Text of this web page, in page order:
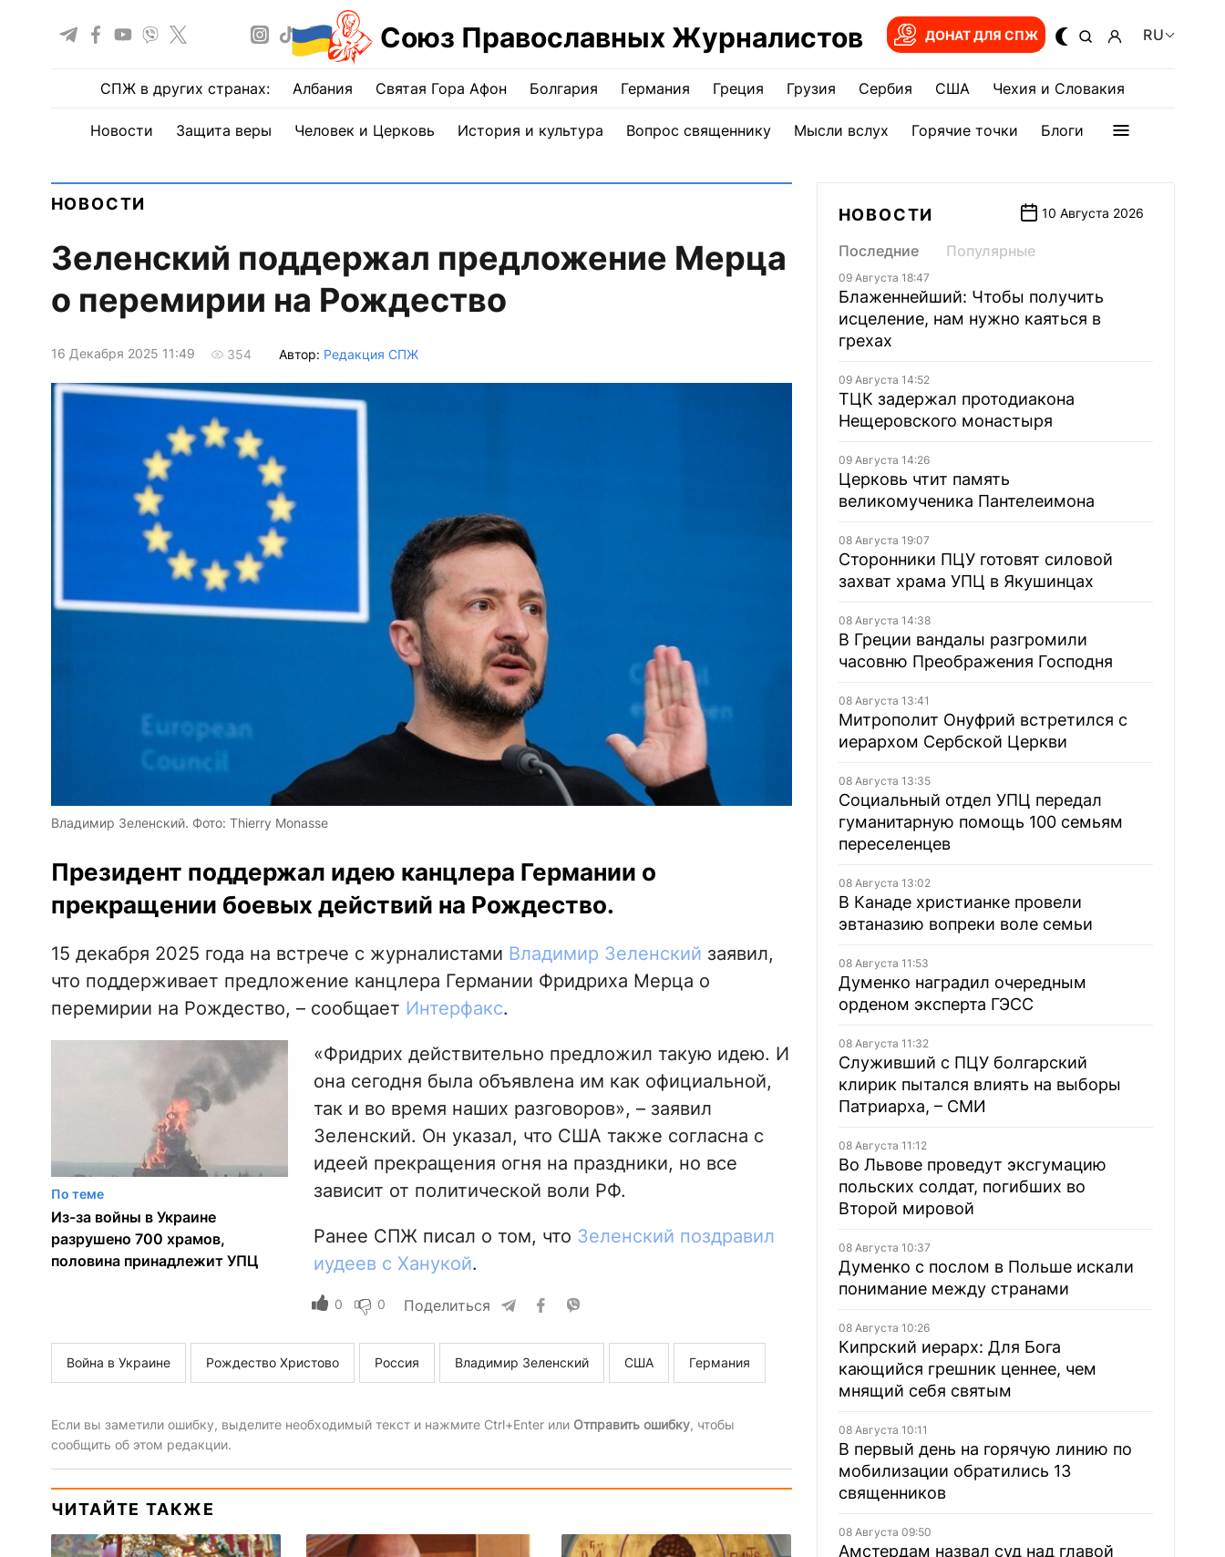
Союз Православных Журналистов ДОНАТ ДЛЯ СПЖ RU
СПЖ в других странах: Албания Святая Гора Афон Болгария Германия Греция Грузия Сербия США Чехия и Словакия
Новости Защита веры Человек и Церковь История и культура Вопрос священнику Мысли вслух Горячие точки Блоги
НОВОСТИ
Зеленский поддержал предложение Мерца
о перемирии на Рождество
16 Декабря 2025 11:49 354 Автор: Редакция СПЖ
Владимир Зеленский. Фото: Thierry Monasse
Президент поддержал идею канцлера Германии о
прекращении боевых действий на Рождество.
15 декабря 2025 года на встрече с журналистами Владимир Зеленский заявил,
что поддерживает предложение канцлера Германии Фридриха Мерца о
перемирии на Рождество, – сообщает Интерфакс.
По теме
Из-за войны в Украине
разрушено 700 храмов,
половина принадлежит УПЦ
«Фридрих действительно предложил такую ​​идею. И
она сегодня была объявлена ​​им как официальной,
так и во время наших разговоров», – заявил
Зеленский. Он указал, что США также согласна с
идеей прекращения огня на праздники, но все
зависит от политической воли РФ.
Ранее СПЖ писал о том, что Зеленский поздравил
иудеев с Ханукой.
0 0 Поделиться
Война в Украине Рождество Христово Россия Владимир Зеленский США Германия
Если вы заметили ошибку, выделите необходимый текст и нажмите Ctrl+Enter или Отправить ошибку, чтобы
сообщить об этом редакции.
ЧИТАЙТЕ ТАКЖЕ
НОВОСТИ 10 Августа 2026
Последние Популярные
09 Августа 18:47
Блаженнейший: Чтобы получить
исцеление, нам нужно каяться в
грехах
09 Августа 14:52
ТЦК задержал протодиакона
Нещеровского монастыря
09 Августа 14:26
Церковь чтит память
великомученика Пантелеимона
08 Августа 19:07
Сторонники ПЦУ готовят силовой
захват храма УПЦ в Якушинцах
08 Августа 14:38
В Греции вандалы разгромили
часовню Преображения Господня
08 Августа 13:41
Митрополит Онуфрий встретился с
иерархом Сербской Церкви
08 Августа 13:35
Социальный отдел УПЦ передал
гуманитарную помощь 100 семьям
переселенцев
08 Августа 13:02
В Канаде христианке провели
эвтаназию вопреки воле семьи
08 Августа 11:53
Думенко наградил очередным
орденом эксперта ГЭСС
08 Августа 11:32
Служивший с ПЦУ болгарский
клирик пытался влиять на выборы
Патриарха, – СМИ
08 Августа 11:12
Во Львове проведут эксгумацию
польских солдат, погибших во
Второй мировой
08 Августа 10:37
Думенко с послом в Польше искали
понимание между странами
08 Августа 10:26
Кипрский иерарх: Для Бога
кающийся грешник ценнее, чем
мнящий себя святым
08 Августа 10:11
В первый день на горячую линию по
мобилизации обратились 13
священников
08 Августа 09:50
Амстердам назвал суд над главой